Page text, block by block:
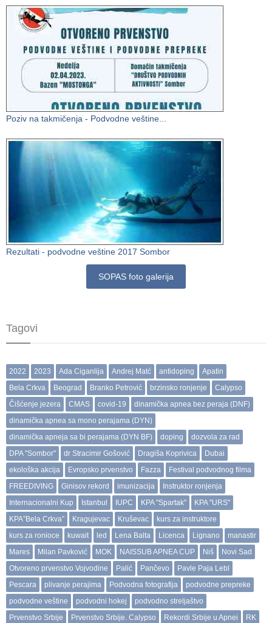
Poziv na takmičenja - Podvodne veštine...
Rezultati - podvodne veštine 2017 Sombor
SOPAS foto galerija
Tagovi
2022 2023 Ada Ciganlija Andrej Matć antidoping
Apatin
Bela Crkva
Beograd Branko Petrović brzinsko ronjenje
Calypso
Čišćenje jezera
CMAS covid-19
dinamička apnea bez peraja (DNF)
dinamička apnea sa mono perajama (DYN)
dinamička apneja sa bi perajama (DYN BF)
doping
dozvola za rad
DPA "Sombor"
dr Stracimir Gošović Dragiša Koprivica
Dubai
ekološka akcija
Evropsko prvenstvo Fazza
Festival podvodnog filma
FREEDIVING
Ginisov rekord imunizacija
Instruktor ronjenja
Internacionalni Kup
Istanbul IUPC KPA "Spartak"
KPA "URS"
KPA”Bela Crkva”
Kragujevac Kruševac
kurs za instruktore
kurs za ronioce
kuwait led Lena Balta Licenca Lignano
manastir
Mares
Milan Pavković MOK NAISSUB APNEA CUP Niš
Novi Sad
Otvoreno prvenstvo Vojvodine
Palić Pančevo
Pavle Paja Lebl
Pescara
plivanje perajima Podvodna fotografija
podvodne prepreke
podvodne veštine
podvodni hokej
podvodno streljaštvo
Prvenstvo Srbije
Prvenstvo Srbije. Calypso Rekordi Srbije u Apnei
RK